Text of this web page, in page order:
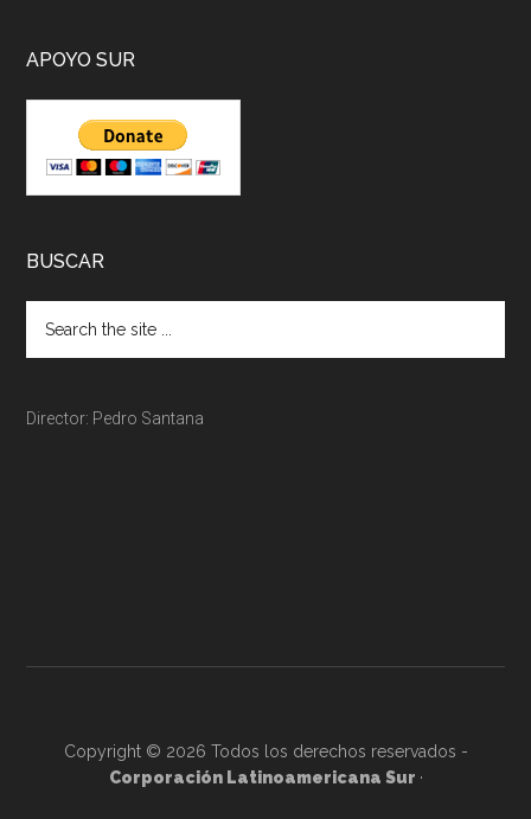
APOYO SUR
BUSCAR
Director: Pedro Santana
Copyright © 2026 Todos los derechos reservados -
Corporación Latinoamericana Sur ·